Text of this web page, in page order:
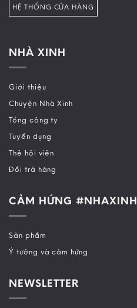
HỆ THỐNG CỬA HÀNG
NHÀ XINH
Giới thiệu
Chuyện Nhà Xinh
Tổng công ty
Tuyển dụng
Thẻ hội viên
Đổi trả hàng
CẢM HỨNG #NHAXINH
Sản phẩm
Ý tưởng và cảm hứng
NEWSLETTER